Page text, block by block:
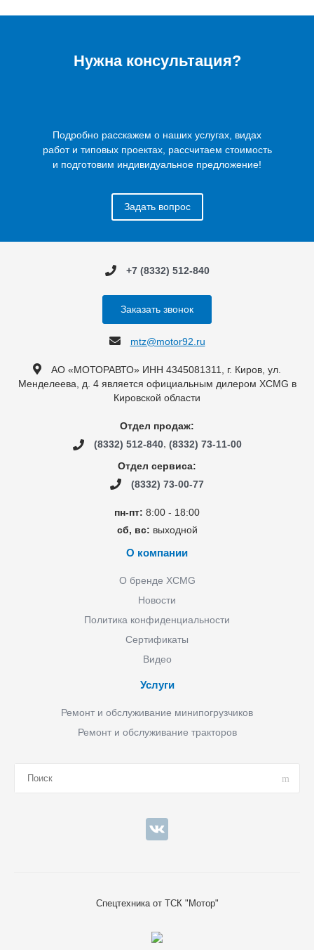
Нужна консультация?
Подробно расскажем о наших услугах, видах
работ и типовых проектах, рассчитаем стоимость
и подготовим индивидуальное предложение!
Задать вопрос
+7 (8332) 512-840
Заказать звонок
mtz@motor92.ru
АО «МОТОРАВТО» ИНН 4345081311, г. Киров, ул.
Менделеева, д. 4 является официальным дилером XCMG в
Кировской области
Отдел продаж:
(8332) 512-840, (8332) 73-11-00
Отдел сервиса:
(8332) 73-00-77
пн-пт: 8:00 - 18:00
сб, вс: выходной
О компании
О бренде XCMG
Новости
Политика конфиденциальности
Сертификаты
Видео
Услуги
Ремонт и обслуживание минипогрузчиков
Ремонт и обслуживание тракторов
Спецтехника от ТСК "Мотор"